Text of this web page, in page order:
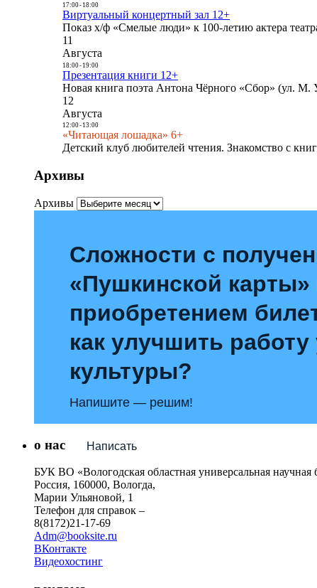
17:00- 18:00
Виртуальный концертный зал 12+
Показ х/ф «Смелые люди» к 100-летию актера
11
Августа
18:00- 19:00
Презентация книги 12+
Новая книга поэта Антона Чёрного «Сбор» (ул. М.
12
Августа
12:00- 13:00
«Читающая лошадка» 6+
Детский клуб любителей чтения. Знакомство с
Архивы
Архивы
Сложности с
«Пушкинской карты»
приобретением
как улучшить
культуры?
Напишите — решим!
Написать
о нас
БУК ВО «Вологодская областная универсальная научная
Россия, 160000, Вологда,
Марии Ульяновой, 1
Телефон для справок –
8(8172)21-17-69
Adm@booksite.ru
ВКонтакте
Видеохостинг